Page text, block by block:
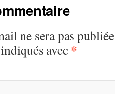
ne sera pas
avec *